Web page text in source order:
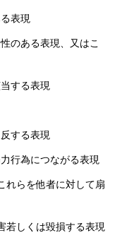
表現
のある表現、⼜はこ
する表現
する表現
⾏為につながる表現
れらを他者に対して扇
若しくは毀損する表現